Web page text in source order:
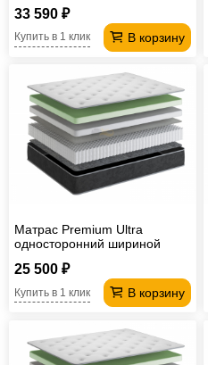
33 590 ₽
В корзину
Купить в 1 клик
Матрас Premium Ultra
односторонний шириной
25 500 ₽
В корзину
Купить в 1 клик